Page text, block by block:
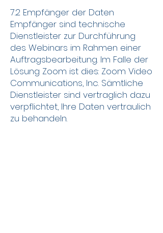
7.2 Empfänger der Daten
Empfänger sind technische
Dienstleister zur Durchführung
des Webinars im Rahmen einer
Auftragsbearbeitung. Im Falle der
Lösung Zoom ist dies: Zoom Video
Communications, Inc. Sämtliche
Dienstleister sind vertraglich dazu
verpflichtet, Ihre Daten vertraulich
zu behandeln.